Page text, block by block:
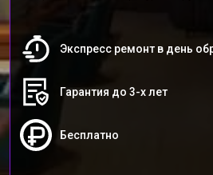
Экспресс ремонт в день
Гарантия до 3-х лет
Бесплатно